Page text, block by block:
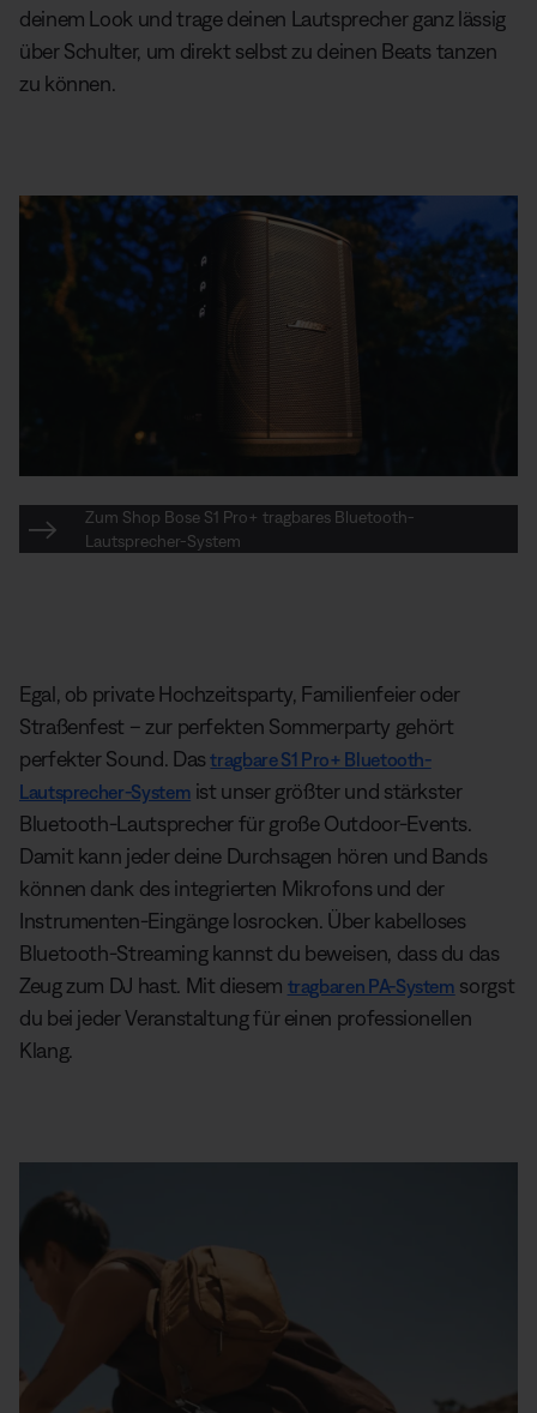
deinem Look und trage deinen Lautsprecher ganz lässig
über Schulter, um direkt selbst zu deinen Beats tanzen
zu können.
Zum Shop Bose S1 Pro+ tragbares Bluetooth-
Lautsprecher-System
Egal, ob private Hochzeitsparty, Familienfeier oder
Straßenfest – zur perfekten Sommerparty gehört
perfekter Sound. Dastragbare S1 Pro+ Bluetooth-
Lautsprecher-System ist unser größter und stärkster
Bluetooth-Lautsprecher für große Outdoor-Events.
Damit kann jeder deine Durchsagen hören und Bands
können dank des integrierten Mikrofons und der
Instrumenten-Eingänge losrocken. Über kabelloses
Bluetooth-Streaming kannst du beweisen, dass du das
Zeug zum DJ hast. Mit diesem tragbaren PA-System sorgst
du bei jeder Veranstaltung für einen professionellen
Klang.